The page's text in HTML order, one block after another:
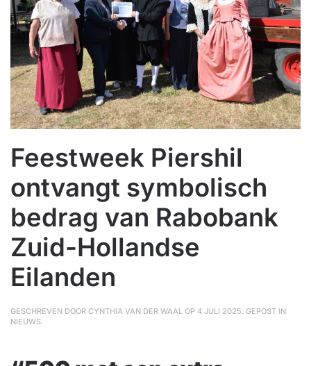
Feestweek Piershil
ontvangt symbolisch
bedrag van Rabobank
Zuid-Hollandse
Eilanden
GESCHREVEN DOOR CYNTHIA VAN DER WAAL OP 4 JULI 2025. GEPOST IN
NIEUWS.